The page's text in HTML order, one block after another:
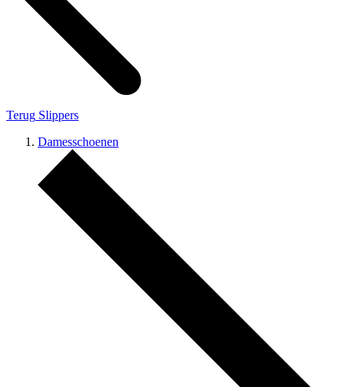
Terug Slippers
Damesschoenen